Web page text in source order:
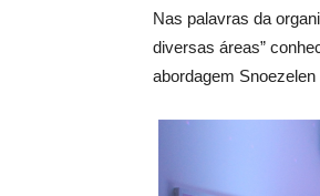
Nas palavras da
diversas áreas”
abordagem